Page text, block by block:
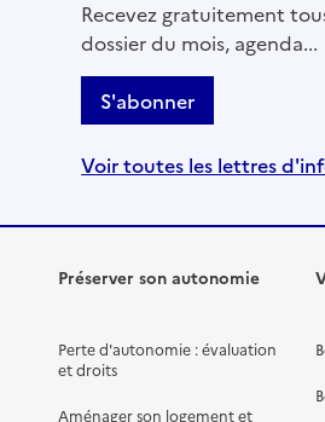
Mis à jour le : 22/07/2026
Service autonomie à domicile
Onela
Adresse
06150-Cannes
04 93 94 11 92
Voir la fiche
Source des données : Finess n°
Recevez gratuitement
dossier du mois, agenda...
S'abonner
Voir toutes les lettres
Préserver son autonomie
Perte d'autonomie : évaluation
et droits
Aménager son logement et